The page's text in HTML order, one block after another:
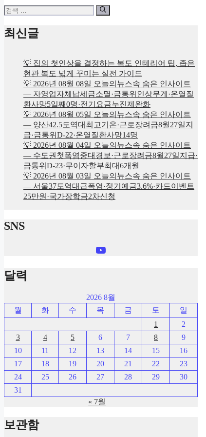
검
최신글
💡 집의 첫인상을 결정하는 복도 인테리어 팁, 좁은
현관 복도 넓게 꾸미는 실전 가이드
💡 2026년 08월 08일 오늘의뉴스속 숨은 인사이트
— 자영업자체납세금소멸·금통위인상무게·온열질
환사망5일째0명·전기요금누진제완화
💡 2026년 08월 05일 오늘의뉴스속 숨은 인사이트
— 양산42.5도역대최고기온·근로장려금8월27일지
급·금통위D-22·온열질환사망14명
💡 2026년 08월 04일 오늘의뉴스속 숨은 인사이트
— 수도권첫폭염중대경보·근로장려금8월27일지급·
금통위D-23·무이자할부최대6개월
💡 2026년 08월 03일 오늘의뉴스속 숨은 인사이트
— 서울37도역대급폭염·정기예금3.6%·카드이벤트
25만원·국가장학금2차신청
SNS
YouTube
달력
2026 8월
월
화 수 목 금 토
일
1
2
3
4 5 6 7 8
9
10
11 12 13 14 15
16
17
18 19 20 21 22
23
24
25 26 27 28 29
30
31
« 7월
보관함